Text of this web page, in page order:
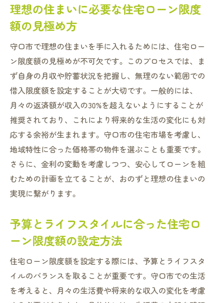
理想の住まいに必要な住宅ローン限度
額の見極め方
守口市で理想の住まいを手に入れるためには、住宅ロー
ン限度額の見極めが不可欠です。このプロセスでは、ま
ず自身の月収や貯蓄状況を把握し、無理のない範囲での
借入限度額を設定することが大切です。一般的には、
月々の返済額が収入の30%を超えないようにすることが
推奨されており、これにより将来的な生活の変化にも対
応する余裕が生まれます。守口市の住宅市場を考慮し、
地域特性に合った価格帯の物件を選ぶことも重要です。
さらに、金利の変動を考慮しつつ、安心してローンを組
むための計画を立てることが、おのずと理想の住まいの
実現に繋がります。
予算とライフスタイルに合った住宅ロ
ーン限度額の設定方法
住宅ローン限度額を設定する際には、予算とライフスタ
イルのバランスを取ることが重要です。守口市での生活
を考えると、月々の生活費や将来的な収入の変化を考慮